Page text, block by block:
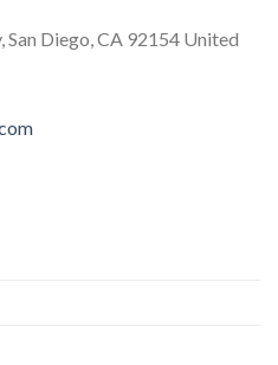
Diego, CA 92154 United